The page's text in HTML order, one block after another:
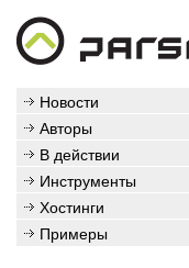
Новости
Авторы
В действии
Инструменты
Хостинги
Примеры